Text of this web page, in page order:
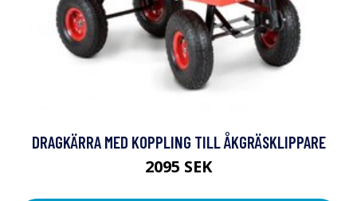
DRAGKÄRRA MED KOPPLING TILL ÅKGRÄSKLIPPARE
2095 SEK